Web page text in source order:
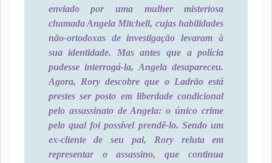
enviado por uma mulher misteriosa
chamada Angela Mitchell, cujas habilidades
não-ortodoxas de investigação levaram à
sua identidade. Mas antes que a polícia
pudesse interrogá-la, Angela desapareceu.
Agora, Rory descobre que o Ladrão está
prestes ser posto em liberdade condicional
pelo assassinato de Angela: o único crime
pelo qual foi possível prendê-lo. Sendo um
ex-cliente de seu pai, Rory reluta em
representar o assassino, que continua